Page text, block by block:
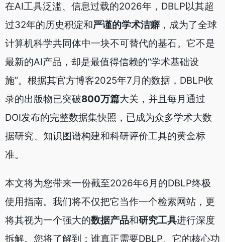
在AI工具泛滥、信息过载的2026年，DBLP以其超
过32年的历史积淀和严谨的学术洁癖 ，成为了全球
计算机科学共同体中一块不可替代的基石。它不是
最新的AI产品，却是最值得信赖的“学术基础设
施”。根据其官方博客2025年7月的数据，DBLP收
录的出版物已突破800万篇大关，并且每月通过
DOI发布的完整数据集快照，已成为众多学术大数
据研究、知识图谱构建和科研评价工具的黄金标
准。
本文将为您带来一份截至2026年6月的DBLP终极
使用指南。我们将不仅把它当作一个检索网站，更
将其视为一个强大的数据产品和研究工具进行深度
拆解。您将了解到：谁真正需要DBLP、它的核心功